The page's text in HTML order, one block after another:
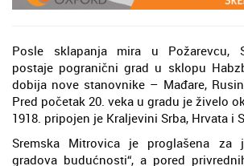
Posle sklapanja mira u Požarevcu,
postaje pogranični grad u sklopu
dobija nove stanovnike – Mađare,
Pred početak 20. veka u gradu je živelo
1918. pripojen je Kraljevini Srba, Hrvata i
Sremska Mitrovica je proglašena za
gradova budućnosti“, a pored